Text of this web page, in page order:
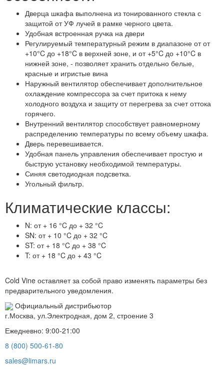
Дверца шкафа выполнена из тонированного стекла с
защитой от УФ лучей в рамке черного цвета.
Удобная встроенная ручка на двери
Регулируемый температурный режим в диапазоне от от
+10°C до +18°C в верхней зоне, и от +5°C до +10°C в
нижней зоне, - позволяет хранить отдельно белые,
красные и игристые вина
Наружный вентилятор обеспечивает дополнительное
охлаждение компрессора за счет притока к нему
холодного воздуха и защиту от перегрева за счет оттока
горячего.
Внутренний вентилятор способствует равномерному
распределению температуры по всему объему шкафа.
Дверь перевешивается.
Удобная панель управления обеспечивает простую и
быструю установку необходимой температуры.
Синяя светодиодная подсветка.
Угольный фильтр.
Климатические классы:
N: от + 16 °C до + 32 °C
SN: от + 10 °C до + 32 °C
ST: от + 18 °C до + 38 °C
T: от + 18 °C до + 43 °C
Cold Vine оставляет за собой право изменять параметры без
предварительного уведомления.
Официальный дистрибьютор
г.Москва, ул.Электродная, дом 2, строение 3
Ежедневно: 9:00-21:00
8 (800) 500-61-80
sales@limars.ru